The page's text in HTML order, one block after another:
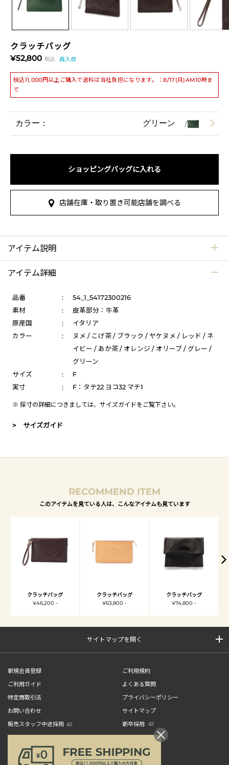
クラッチバッグ
¥52,800 税込 再入荷
税込11,000円以上ご購入で送料は当社負担になります。：8/17(月)AM10時ま
で
カラー： グリーン
ショッピングバッグに入れる
店舗在庫・取り置き可能店舗を調べる
アイテム説明
アイテム詳細
品番 :
54_1_54172300216
素材
:
皮革部分：牛革
原産国
:
イタリア
カラー
:
ヌメ / こげ茶 / ブラック / ヤケヌメ / レッド / ネ
イビー / あか茶 / オレンジ / オリーブ / グレー /
グリーン
サイズ
:
F
実寸
: F：タテ22 ヨコ32 マチ1
※ 採寸の詳細につきましては、 サイズガイドをご覧下さい。
> サイズガイド
RECOMMEND ITEM
このアイテムを見ている人は、こんなアイテムも見ています
クラッチバッグ
¥46,200 -
クラッチバッグ
¥63,800 -
クラッチバッグ
¥74,800 -
サイトマップを開く
新規会員登録
ご利用規約
ご利用ガイド
よくある質問
特定商取引法
プライバシーポリシー
お問い合わせ
サイトマップ
販売スタッフ中途採用
新卒採用